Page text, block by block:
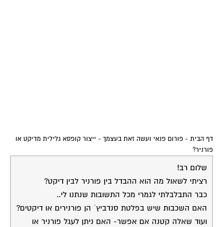
דף הבית - פורום פנאי ועשה זאת בעצמך - ייצור קופסא גלילית מדיקט או
פורניר?
שלום רב!
רציתי לשאול מה הוא ההבדל בין פורניר לבין דיקט?
כבר התבלבלתי לגמרי מכל התשובות שנתנו לי..
האם השכבות שיש בפלטת סנדביץ´ הן פורנירים או דיקטים?
ועוד שאלה קטנה אם אפשר- האם ניתן לעגל פורניר או